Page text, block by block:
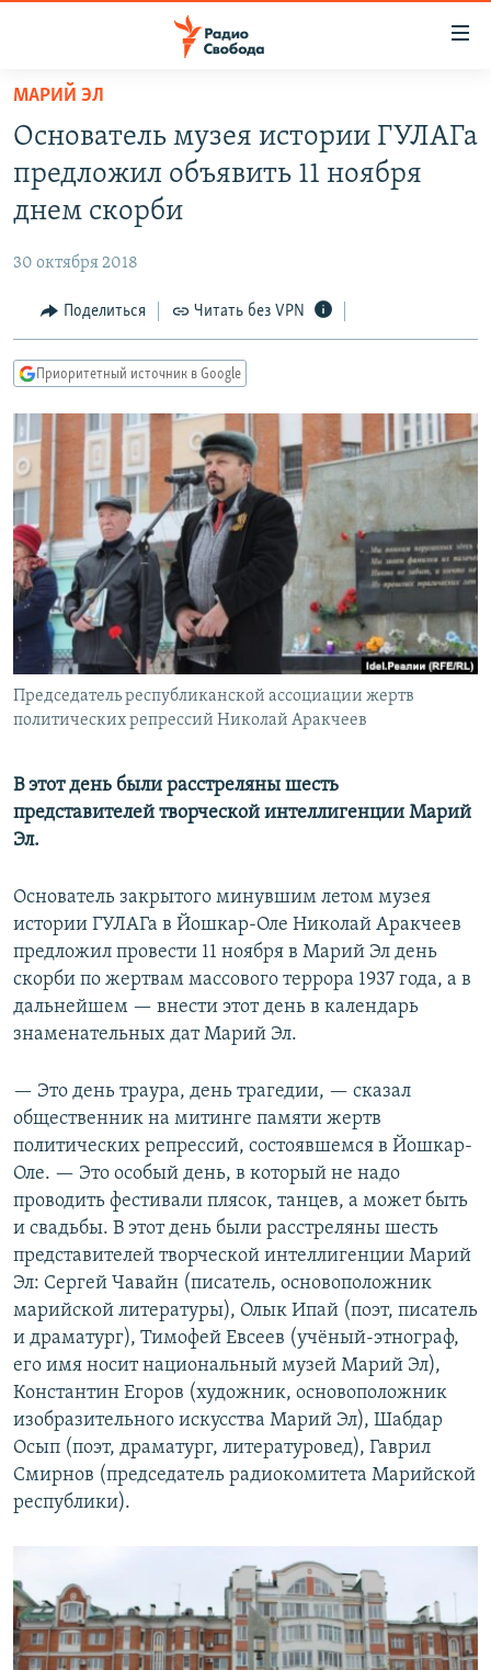
упрощенного
доступа
основному
Вернутся
Вернутся
поиску
АВТОРСКИЕ ПРОЕКТЫ
МНЕНИЯ
КУЛЬТУРА
КАВКАЗ.РЕАЛИИ
СЕВЕР.РЕАЛИИ
СИБИРЬ.РЕАЛИИ
РАСПИСАНИЕ ВЕЩАНИЯ
ПОДПИШИТЕСЬ НА РАССЫЛКУ
СОЦИАЛЬНЫЕ СЕТИ
МАРИЙ ЭЛ
Основатель музея истории ГУЛАГа
предложил объявить 11 ноября
днем скорби
30 октября 2018
Поделиться Читать без VPN
Приоритетный источник в Google
Председатель республиканской ассоциации жертв
политических репрессий Николай Аракчеев
В этот день были расстреляны шесть
представителей творческой интеллигенции Марий
Эл.
Основатель закрытого минувшим летом музея
истории ГУЛАГа в Йошкар-Оле Николай Аракчеев
предложил провести 11 ноября в Марий Эл день
скорби по жертвам массового террора 1937 года, а в
дальнейшем — внести этот день в календарь
знаменательных дат Марий Эл.
— Это день траура, день трагедии, — сказал
общественник на митинге памяти жертв
политических репрессий, состоявшемся в Йошкар-
Оле. — Это особый день, в который не надо
проводить фестивали плясок, танцев, а может быть
и свадьбы. В этот день были расстреляны шесть
представителей творческой интеллигенции Марий
Эл: Сергей Чавайн (писатель, основоположник
марийской литературы), Олык Ипай (поэт, писатель
и драматург), Тимофей Евсеев (учёный-этнограф,
его имя носит национальный музей Марий Эл),
Константин Егоров (художник, основоположник
изобразительного искусства Марий Эл), Шабдар
Осып (поэт, драматург, литературовед), Гаврил
Смирнов (председатель радиокомитета Марийской
республики).